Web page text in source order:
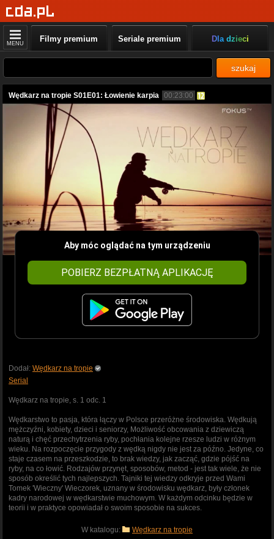
MENU Filmy premium Seriale premium Dla dzieci
szukaj
Wędkarz na tropie S01E01: Łowienie karpia 00:23:00
Aby móc oglądać na tym urządzeniu
POBIERZ BEZPŁATNĄ APLIKACJĘ
Dodał: Wędkarz na tropie
Serial
Wędkarz na tropie, s. 1 odc. 1
Wędkarstwo to pasja, która łączy w Polsce przeróżne środowiska. Wędkują
mężczyźni, kobiety, dzieci i seniorzy, Możliwość obcowania z dziewiczą
naturą i chęć przechytrzenia ryby, pochłania kolejne rzesze ludzi w różnym
wieku. Na rozpoczęcie przygody z wędką nigdy nie jest za późno. Jedyne, co
staje czasem na przeszkodzie, to brak wiedzy, jak zacząć, gdzie pójść na
ryby, na co łowić. Rodzajów przynęt, sposobów, metod - jest tak wiele, że nie
sposób określić tych najlepszych. Tajniki tej wiedzy odkryje przed Wami
Tomek 'Wieczny' Wieczorek, uznany w środowisku wędkarz, były członek
kadry narodowej w wędkarstwie muchowym. W każdym odcinku będzie w
teorii i w praktyce opowiadał o swoim sposobie na sukces.
W katalogu: Wędkarz na tropie